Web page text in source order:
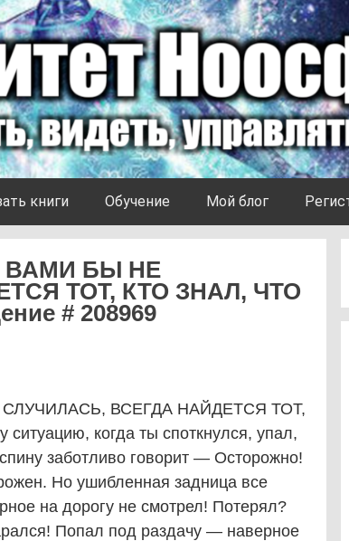
книги Обучение Мой блог
ВАМИ БЫ НЕ
ТОТ, КТО ЗНАЛ, ЧТО
# 208969
ВСЕГДА НАЙДЕТСЯ ТОТ,
когда ты споткнулся, упал,
заботливо говорит — Осторожно!
Но ушибленная задница все
на дорогу не смотрел! Потерял?
Попал под раздачу — наверное